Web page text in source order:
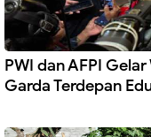
PWI dan AFPI
Garda Terdepan